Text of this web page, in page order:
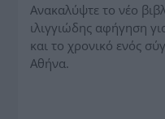
Ανακαλύψτε το νέο
ιλιγγιώδης αφήγηση
και το χρονικό ενός
Αθήνα.